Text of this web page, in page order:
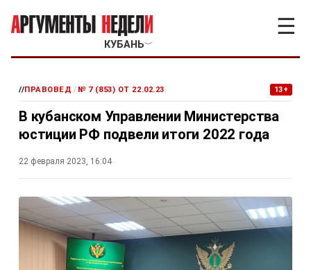
КУБАНЬ﹀
☰
//ПРАВОВЕД / № 7 (853) ОТ 22.02.23 13+
В кубанском Управлении Министерства
юстиции РФ подвели итоги 2022 года
22 февраля 2023, 16:04